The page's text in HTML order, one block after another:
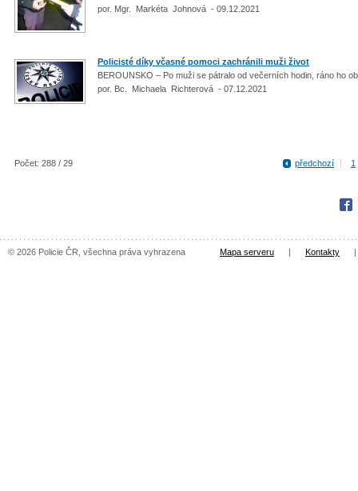
por. Mgr. Markéta Johnová - 09.12.2021
Policisté díky včasné pomoci zachránili muži život
BEROUNSKO – Po muži se pátralo od večerních hodin, ráno ho
por. Bc. Michaela Richterová - 07.12.2021
Počet: 288 / 29 předchozí | 1
© 2026 Policie ČR, všechna práva vyhrazena Mapa serveru | Kontakty |